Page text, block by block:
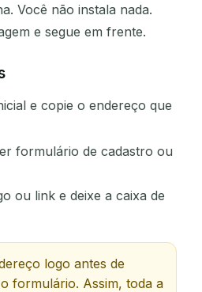
Você não instala nada.
e segue em frente.
e copie o endereço que
formulário de cadastro ou
ou link e deixe a caixa de
logo antes de
formulário. Assim, toda a